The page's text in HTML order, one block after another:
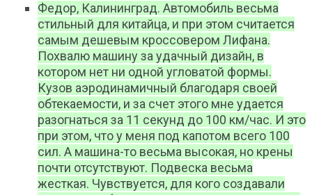
Федор, Калининград. Автомобиль весьма
стильный для китайца, и при этом считается
самым дешевым кроссовером Лифана.
Похвалю машину за удачный дизайн, в
котором нет ни одной угловатой формы.
Кузов аэродинамичный благодаря своей
обтекаемости, и за счет этого мне удается
разогнаться за 11 секунд до 100 км/час. И это
при этом, что у меня под капотом всего 100
сил. А машина-то весьма высокая, но крены
почти отсутствуют. Подвеска весьма
жесткая. Чувствуется, для кого создавали